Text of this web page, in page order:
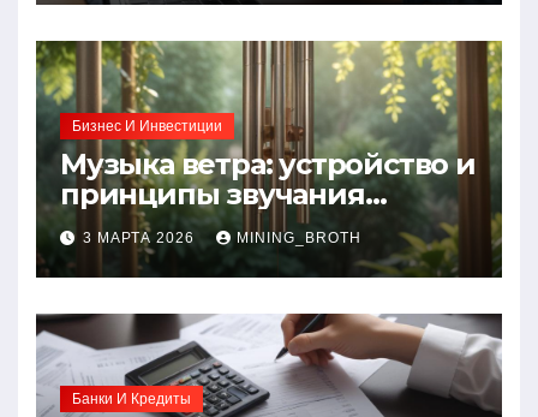
Бизнес И Инвестиции
Музыка ветра: устройство и
принципы звучания
колокольчиков
3 МАРТА 2026 MINING_BROTH
Банки И Кредиты